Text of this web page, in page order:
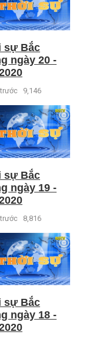
sự Bắc
ngày 20 -
9,146
sự Bắc
ngày 19 -
8,816
sự Bắc
ngày 18 -